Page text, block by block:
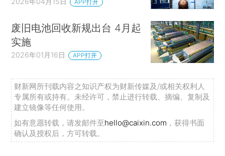
APP打开
废旧电池回收新规出台 4月起
实施
2026年01月16日 APP打开
财新网所刊载内容之知识产权为财新传媒及/或相关权利人
专属所有或持有。未经许可，禁止进行转载、摘编、复制及
建立镜像等任何使用。
如有意愿转载，请发邮件至hello@caixin.com ，获得书面
确认及授权后，方可转载。